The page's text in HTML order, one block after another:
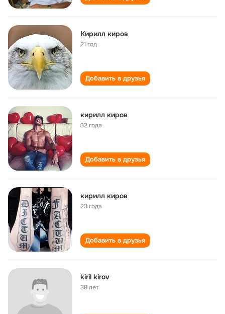
Кирилл киров
21 год
Добавить в друзья
кирилл киров
32 года
Добавить в друзья
кирилл киров
23 года
Добавить в друзья
kiril kirov
38 лет